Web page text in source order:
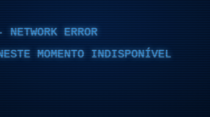
ERROR
MOMENTO INDISPONÍVEL